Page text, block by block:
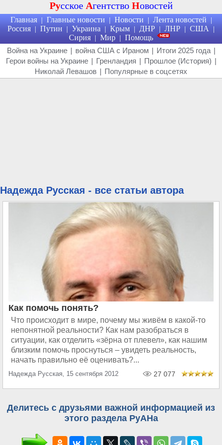
Русское Агентство Новостей
Главная | Главные новости | Новости | Лента новостей |
Россия | Путин | Украина | Крым | ДНР | ЛНР | США |
Сирия | Мир | Помощь
Война на Украине | война США с Ираном | Итоги 2025 года |
Герои войны на Украине | Гренландия | Прошлое (История) |
Николай Левашов | Популярные в соцсетях
Надежда Русская - все статьи автора
Как помочь понять?
Что происходит в мире, почему мы живём в какой-то
непонятной реальности? Как нам разобраться в
ситуации, как отделить «зёрна от плевел», как нашим
близким помочь проснуться – увидеть реальность,
начать правильно её оценивать?...
Надежда Русская, 15 сентября 2012 27 077
Делитесь с друзьями важной информацией из
этого раздела РуАНа